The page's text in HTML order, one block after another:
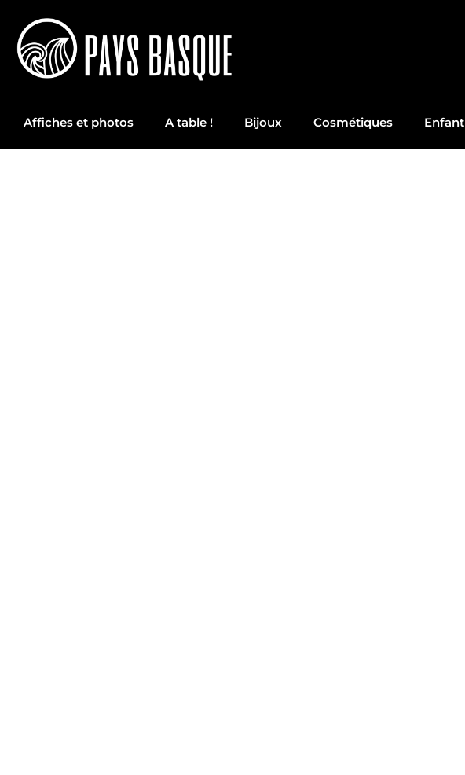
Affiches et photos A table ! Bijoux Cosmétiques Enfant